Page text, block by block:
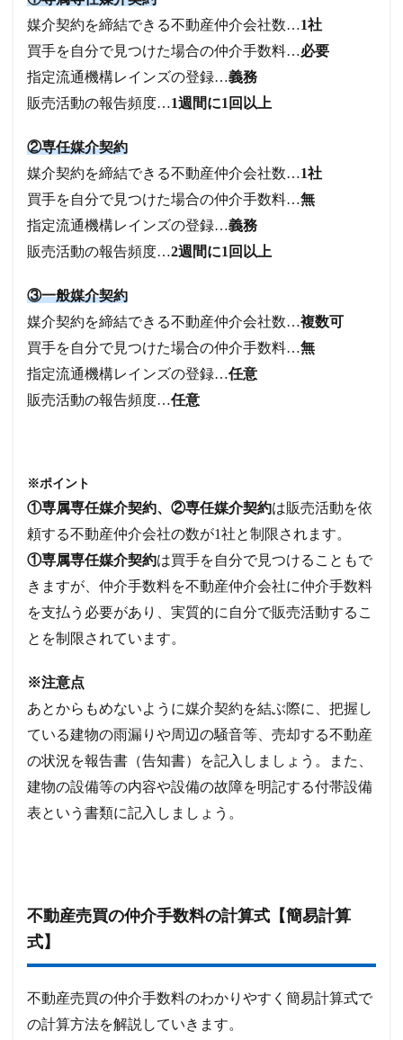
媒介契約を締結できる不動産仲介会社数…1社
買手を自分で見つけた場合の仲介手数料…必要
指定流通機構レインズの登録…義務
販売活動の報告頻度…1週間に1回以上
②専任媒介契約
媒介契約を締結できる不動産仲介会社数…1社
買手を自分で見つけた場合の仲介手数料…無
指定流通機構レインズの登録…義務
販売活動の報告頻度…2週間に1回以上
③一般媒介契約
媒介契約を締結できる不動産仲介会社数…複数可
買手を自分で見つけた場合の仲介手数料…無
指定流通機構レインズの登録…任意
販売活動の報告頻度…任意
※ポイント
①専属専任媒介契約、②専任媒介契約は販売活動を依
頼する不動産仲介会社の数が1社と制限されます。
①専属専任媒介契約は買手を自分で見つけることもで
きますが、仲介手数料を不動産仲介会社に仲介手数料
を支払う必要があり、実質的に自分で販売活動するこ
とを制限されています。
※注意点
あとからもめないように媒介契約を結ぶ際に、把握し
ている建物の雨漏りや周辺の騒音等、売却する不動産
の状況を報告書（告知書）を記入しましょう。また、
建物の設備等の内容や設備の故障を明記する付帯設備
表という書類に記入しましょう。
不動産売買の仲介手数料の計算式【簡易計算
式】
不動産売買の仲介手数料のわかりやすく簡易計算式で
の計算方法を解説していきます。